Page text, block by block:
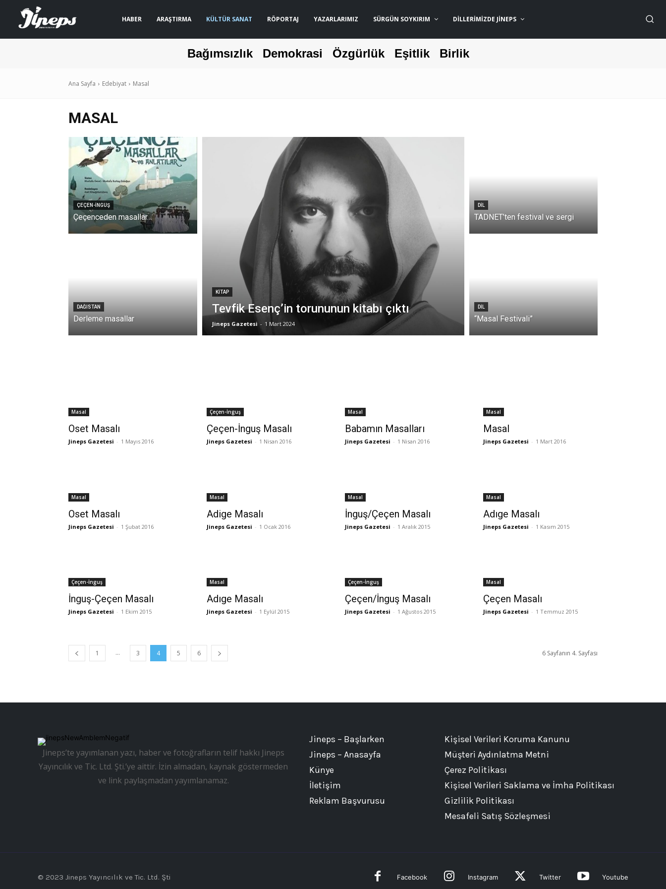
HABER ARAŞTIRMA KÜLTÜR SANAT RÖPORTAJ YAZARLARIMIZ SÜRGÜN SOYKIRIM DILLERIMIZDE JİNEPS
Bağımsızlık Demokrasi Özgürlük Eşitlik Birlik
Ana Sayfa Edebiyat Masal
MASAL
ÇEÇEN-İNGUŞ
Çeçenceden masallar…
DAĞISTAN
Derleme masallar
KITAP
Tevfik Esenç’in torununun kitabı çıktı
Jineps Gazetesi - 1 Mart 2024
DIL
TADNET’ten festival ve sergi
DIL
“Masal Festivali”
Masal
Oset Masalı
Jineps Gazetesi - 1 Mayıs 2016
Çeçen-İnguş
Çeçen-İnguş Masalı
Jineps Gazetesi - 1 Nisan 2016
Masal
Babamın Masalları
Jineps Gazetesi - 1 Nisan 2016
Masal
Masal
Jineps Gazetesi - 1 Mart 2016
Masal
Oset Masalı
Jineps Gazetesi - 1 Şubat 2016
Masal
Adige Masalı
Jineps Gazetesi - 1 Ocak 2016
Masal
İnguş/Çeçen Masalı
Jineps Gazetesi - 1 Aralık 2015
Masal
Adıge Masalı
Jineps Gazetesi - 1 Kasım 2015
Çeçen-İnguş
İnguş-Çeçen Masalı
Jineps Gazetesi - 1 Ekim 2015
Masal
Adıge Masalı
Jineps Gazetesi - 1 Eylül 2015
Çeçen-İnguş
Çeçen/İnguş Masalı
Jineps Gazetesi - 1 Ağustos 2015
Masal
Çeçen Masalı
Jineps Gazetesi - 1 Temmuz 2015
1 ... 3 4 5 6 6 Sayfanın 4. Sayfası
Jineps’te yayımlanan yazı, haber ve fotoğrafların telif hakkı Jineps
Yayıncılık ve Tic. Ltd. Şti.’ye aittir. İzin almadan, kaynak göstermeden
ve link paylaşmadan yayımlanamaz.
Jineps – Başlarken
Jineps – Anasayfa
Künye
İletişim
Reklam Başvurusu
Kişisel Verileri Koruma Kanunu
Müşteri Aydınlatma Metni
Çerez Politikası
Kişisel Verileri Saklama ve İmha Politikası
Gizlilik Politikası
Mesafeli Satış Sözleşmesi
© 2023 Jineps Yayıncılık ve Tic. Ltd. Şti Facebook Instagram Twitter Youtube